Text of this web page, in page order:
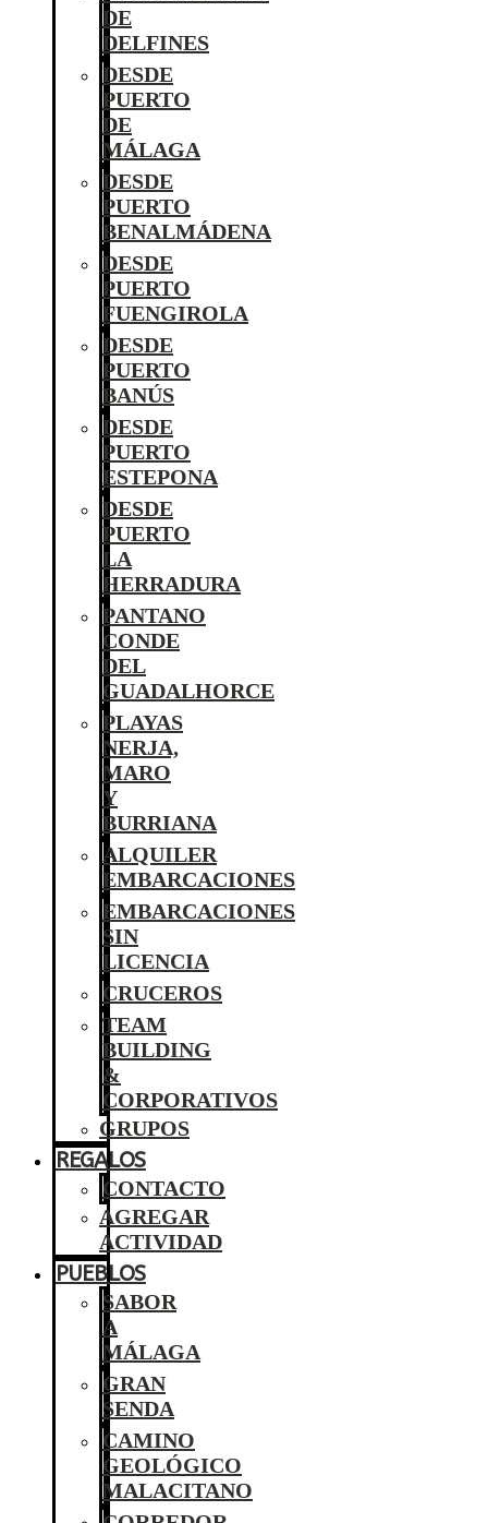
DE
DELFINES
DESDE
PUERTO
DE
MÁLAGA
DESDE
PUERTO
BENALMÁDENA
DESDE
PUERTO
FUENGIROLA
DESDE
PUERTO
BANÚS
DESDE
PUERTO
ESTEPONA
DESDE
PUERTO
LA
HERRADURA
PANTANO
CONDE
DEL
GUADALHORCE
PLAYAS
NERJA,
MARO
Y
BURRIANA
ALQUILER
EMBARCACIONES
EMBARCACIONES
SIN
LICENCIA
CRUCEROS
TEAM
BUILDING
&
CORPORATIVOS
GRUPOS
REGALOS
CONTACTO
AGREGAR
ACTIVIDAD
PUEBLOS
SABOR
A
MÁLAGA
GRAN
SENDA
CAMINO
GEOLÓGICO
MALACITANO